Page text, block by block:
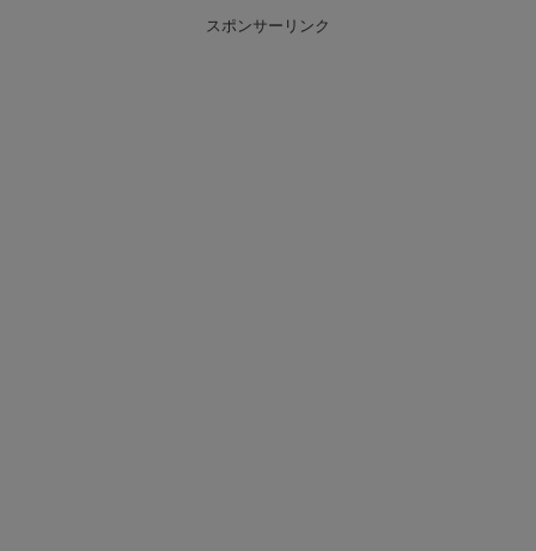
Powered by livedoor 相互
Powered by livedoor 相互
スポンサーリンク